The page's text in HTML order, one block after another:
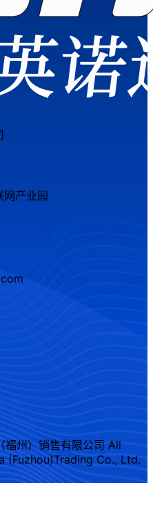
网产业园
州）销售有限公司 All
(Fuzhou)Trading Co., Ltd.